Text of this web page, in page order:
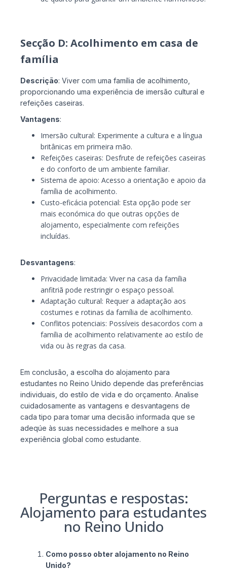
Secção D: Acolhimento em casa de
família
Descrição: Viver com uma família de acolhimento,
proporcionando uma experiência de imersão cultural e
refeições caseiras.
Vantagens:
Imersão cultural: Experimente a cultura e a língua
britânicas em primeira mão.
Refeições caseiras: Desfrute de refeições caseiras
e do conforto de um ambiente familiar.
Sistema de apoio: Acesso a orientação e apoio da
família de acolhimento.
Custo-eficácia potencial: Esta opção pode ser
mais económica do que outras opções de
alojamento, especialmente com refeições
incluídas.
Desvantagens:
Privacidade limitada: Viver na casa da família
anfitriã pode restringir o espaço pessoal.
Adaptação cultural: Requer a adaptação aos
costumes e rotinas da família de acolhimento.
Conflitos potenciais: Possíveis desacordos com a
família de acolhimento relativamente ao estilo de
vida ou às regras da casa.
Em conclusão, a escolha do alojamento para
estudantes no Reino Unido depende das preferências
individuais, do estilo de vida e do orçamento. Analise
cuidadosamente as vantagens e desvantagens de
cada tipo para tomar uma decisão informada que se
adeqúe às suas necessidades e melhore a sua
experiência global como estudante.
Perguntas e respostas:
Alojamento para estudantes
no Reino Unido
Como posso obter alojamento no Reino
Unido?